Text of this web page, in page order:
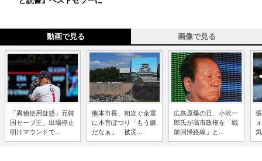
動画で見る 画像で見る
「異物使用疑惑」元韓
国セーブ王、出場停止
明けマウンドで...
熊本市長、相次ぐ余震
に本音ぽつり「もう嫌
だなぁ」 被災...
広島原爆の日、小沢一
郎氏が高市政権を「戦
前回帰路線」と...